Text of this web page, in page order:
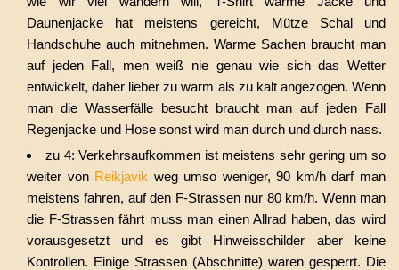
Daunenjacke hat meistens gereicht, Mütze Schal und
Handschuhe auch mitnehmen. Warme Sachen braucht man
auf jeden Fall, men weiß nie genau wie sich das Wetter
entwickelt, daher lieber zu warm als zu kalt angezogen. Wenn
man die Wasserfälle besucht braucht man auf jeden Fall
Regenjacke und Hose sonst wird man durch und durch nass.
zu 4: Verkehrsaufkommen ist meistens sehr gering um so
weiter von Reikjavik weg umso weniger, 90 km/h darf man
meistens fahren, auf den F-Strassen nur 80 km/h. Wenn man
die F-Strassen fährt muss man einen Allrad haben, das wird
vorausgesetzt und es gibt Hinweisschilder aber keine
Kontrollen. Einige Strassen (Abschnitte) waren gesperrt. Die